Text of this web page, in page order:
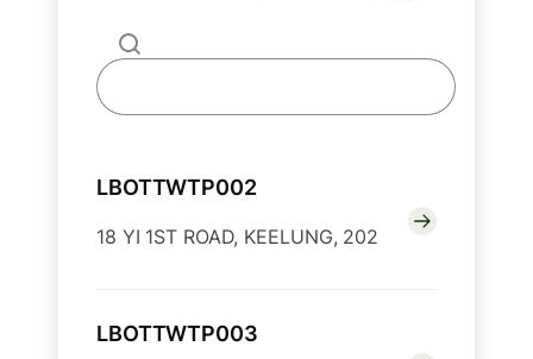
LBOTTWTP002
18 YI 1ST ROAD, KEELUNG, 202
LBOTTWTP003